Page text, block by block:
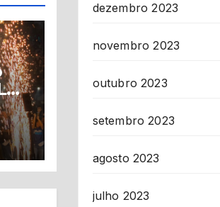
dezembro 2023
novembro 2023
outubro 2023
setembro 2023
agosto 2023
julho 2023